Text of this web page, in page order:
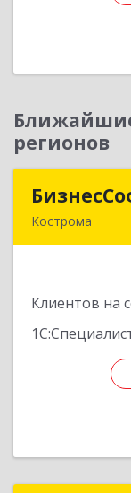
регионов
Кострома
Клиентов на